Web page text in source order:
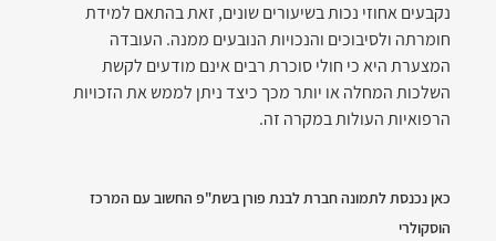
נקבעים אחוזי נכות בשיעורים שונים, זאת בהתאם למידת
חומרתה ולסיבוכים והנכויות הנובעים ממנה. העובדה
המצערת היא כי חולי סוכרת רבים אינם מודעים לקשת
השלכות המחלה או יותר מכך כיצד ניתן לממש את הזכויות
הרפואיות העולות במקרה זה.
כאן נכנסת לתמונה חברת לבנת פורן בשת"פ החשוב עם המרכז
הוסקולרי